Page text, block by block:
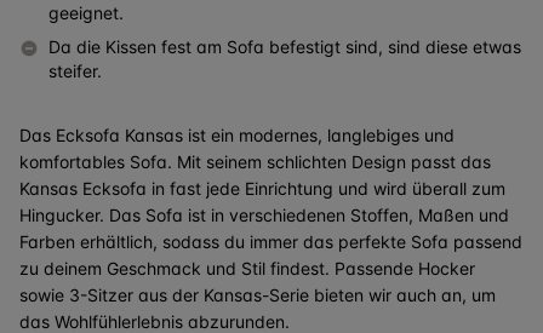
geeignet.
Da die Kissen fest am Sofa befestigt sind, sind diese etwas
steifer.
Das Ecksofa Kansas ist ein modernes, langlebiges und
komfortables Sofa. Mit seinem schlichten Design passt das
Kansas Ecksofa in fast jede Einrichtung und wird überall zum
Hingucker. Das Sofa ist in verschiedenen Stoffen, Maßen und
Farben erhältlich, sodass du immer das perfekte Sofa passend
zu deinem Geschmack und Stil findest. Passende Hocker
sowie 3-Sitzer aus der Kansas-Serie bieten wir auch an, um
das Wohlfühlerlebnis abzurunden.